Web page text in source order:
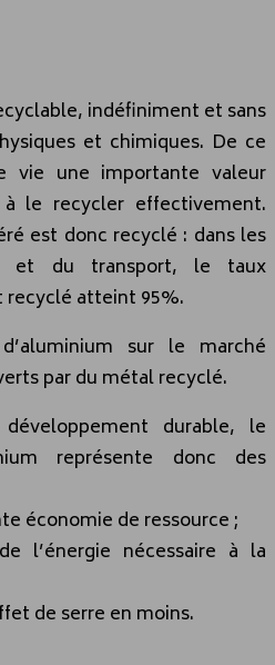
indéfiniment et sans
et chimiques. De ce
une importante valeur
le recycler effectivement.
est donc recyclé : dans les
et du transport, le taux
recyclé atteint 95%.
sur le marché
par du métal recyclé.
durable, le
représente donc des
économie de ressource ;
l’énergie nécessaire à la
de serre en moins.